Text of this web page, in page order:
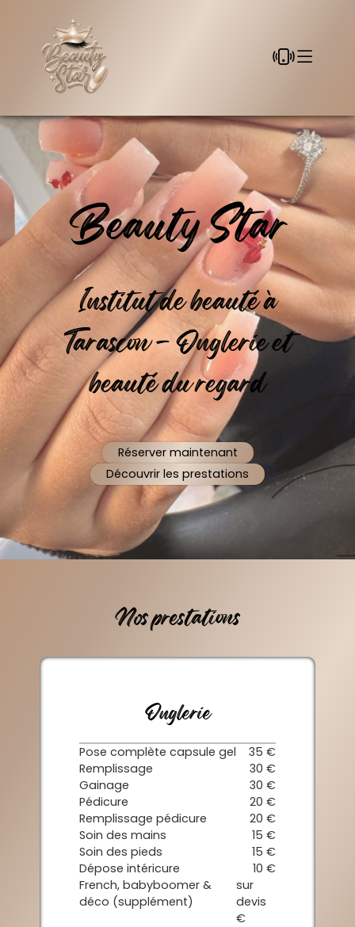
Beauty Star
Institut de beauté à
Tarascon - Onglerie et
beauté du regard
Réserver maintenant
Découvrir les prestations
Nos prestations
Onglerie
Pose complète capsule gel
35 €
Remplissage
30 €
Gainage
30 €
Pédicure
20 €
Remplissage pédicure
20 €
Soin des mains
15 €
Soin des pieds
15 €
Dépose intéricure
10 €
French, babyboomer &
déco (supplément)
sur
devis
€